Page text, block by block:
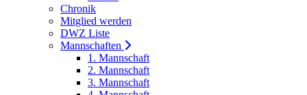
Chronik
Mitglied werden
DWZ Liste
Mannschaften
1. Mannschaft
2. Mannschaft
3. Mannschaft